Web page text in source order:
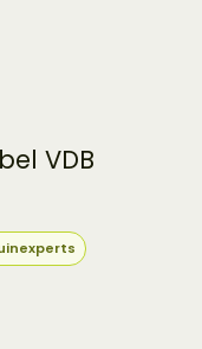
VDB